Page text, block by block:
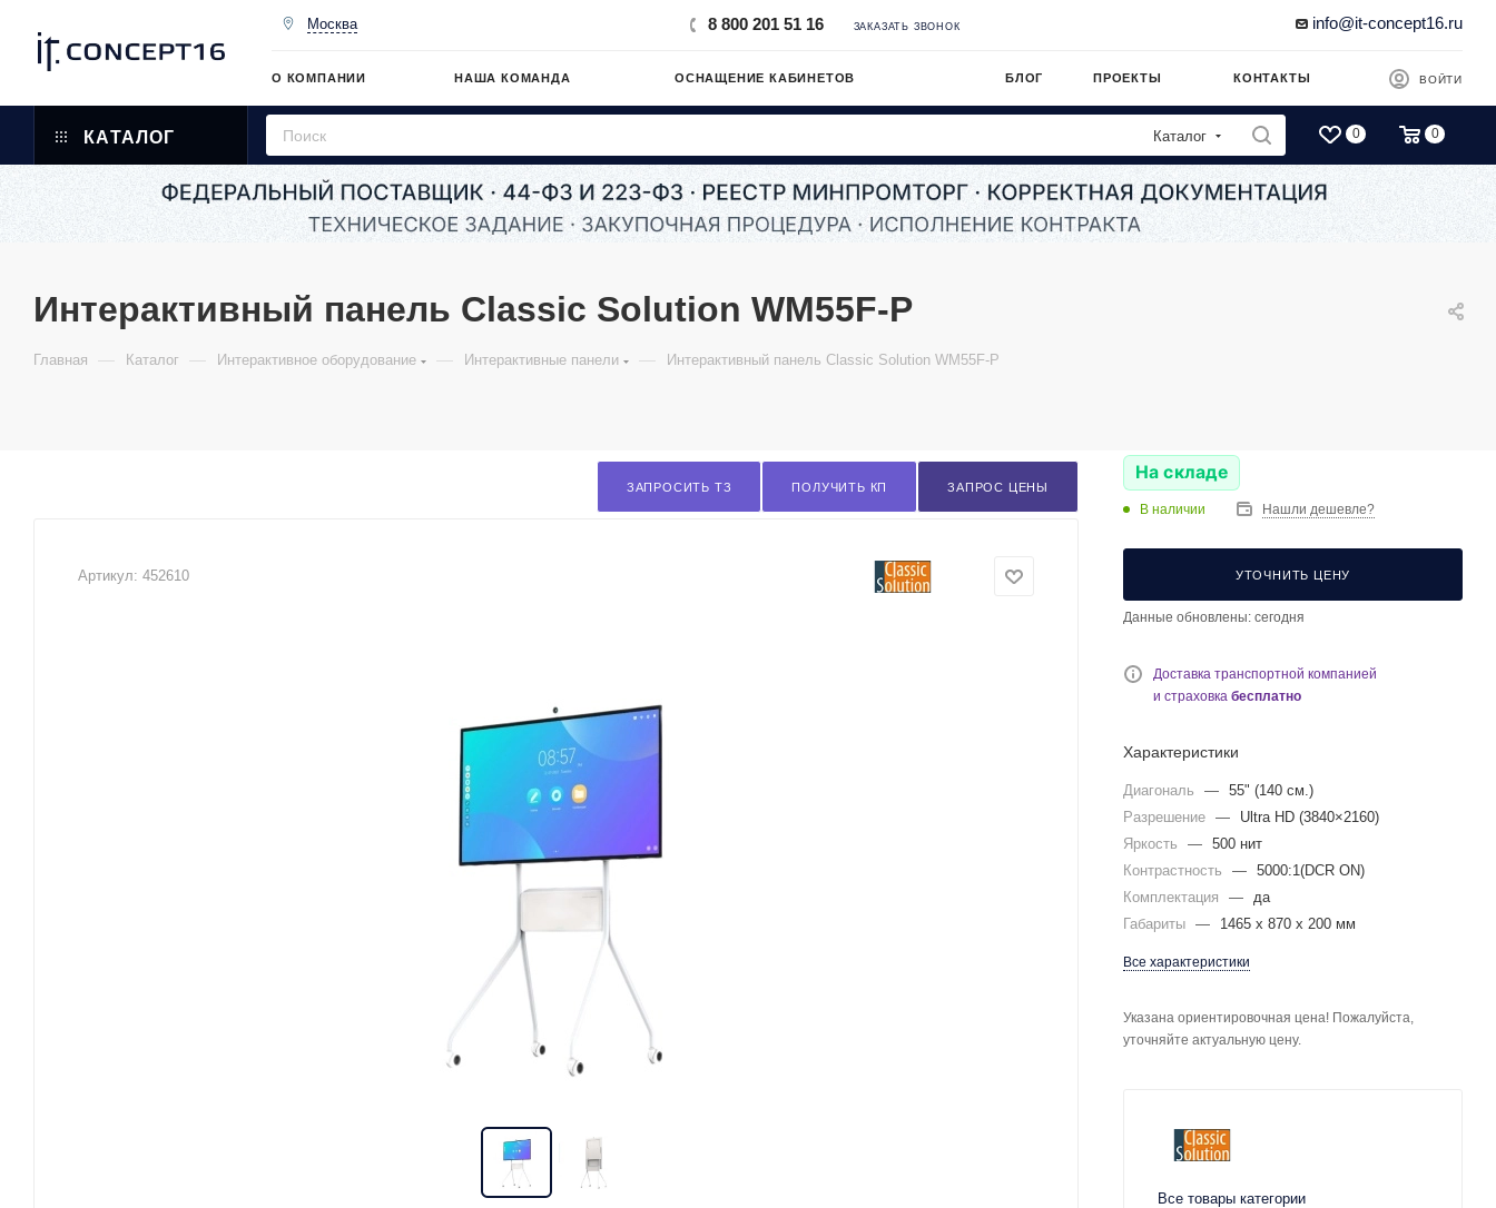
Москва 8 800 201 51 16 ЗАКАЗАТЬ ЗВОНОК info@it-concept16.ru
О КОМПАНИИ НАША КОМАНДА ОСНАЩЕНИЕ КАБИНЕТОВ БЛОГ ПРОЕКТЫ КОНТАКТЫ ВОЙТИ
КАТАЛОГ Каталог 0 0
Интерактивный панель Classic Solution WM55F-P
Главная — Каталог — Интерактивное оборудование — Интерактивные панели — Интерактивный панель Classic Solution WM55F-P
ЗАПРОСИТЬ ТЗ ПОЛУЧИТЬ КП ЗАПРОС ЦЕНЫ
Артикул: 452610
На складе
В наличии Нашли дешевле?
УТОЧНИТЬ ЦЕНУ
Данные обновлены: сегодня
Доставка транспортной компанией
и страховка бесплатно
Характеристики
Диагональ — 55" (140 см.)
Разрешение —
Ultra HD (3840×2160)
Яркость
— 500 нит
Контрастность
— 5000:1(DCR ON)
Комплектация
— да
Габариты — 1465 x 870 x 200 мм
Все характеристики
Указана ориентировочная цена! Пожалуйста,
уточняйте актуальную цену.
Все товары категории